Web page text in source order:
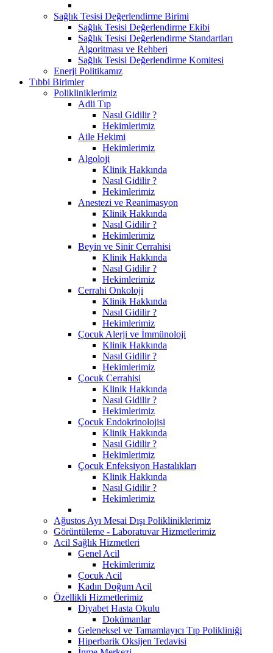
Sağlık Tesisi Değerlendirme Birimi
Sağlık Tesisi Değerlendirme Ekibi
Sağlık Tesisi Değerlendirme Standartları
Algoritması ve Rehberi
Sağlık Tesisi Değerlendirme Komitesi
Enerji Politikamız
Tıbbi Birimler
Polikliniklerimiz
Adli Tıp
Nasıl Gidilir ?
Hekimlerimiz
Aile Hekimi
Hekimlerimiz
Algoloji
Klinik Hakkında
Nasıl Gidilir ?
Hekimlerimiz
Anestezi ve Reanimasyon
Klinik Hakkında
Nasıl Gidilir ?
Hekimlerimiz
Beyin ve Sinir Cerrahisi
Klinik Hakkında
Nasıl Gidilir ?
Hekimlerimiz
Cerrahi Onkoloji
Klinik Hakkında
Nasıl Gidilir ?
Hekimlerimiz
Çocuk Alerji ve İmmünoloji
Klinik Hakkında
Nasıl Gidilir ?
Hekimlerimiz
Çocuk Cerrahisi
Klinik Hakkında
Nasıl Gidilir ?
Hekimlerimiz
Çocuk Endokrinolojisi
Klinik Hakkında
Nasıl Gidilir ?
Hekimlerimiz
Çocuk Enfeksiyon Hastalıkları
Klinik Hakkında
Nasıl Gidilir ?
Hekimlerimiz
Ağustos Ayı Mesai Dışı Polikliniklerimiz
Görüntüleme - Laboratuvar Hizmetlerimiz
Acil Sağlık Hizmetleri
Genel Acil
Hekimlerimiz
Çocuk Acil
Kadın Doğum Acil
Özellikli Hizmetlerimiz
Diyabet Hasta Okulu
Dokümanlar
Geleneksel ve Tamamlayıcı Tıp Polikliniği
Hiperbarik Oksijen Tedavisi